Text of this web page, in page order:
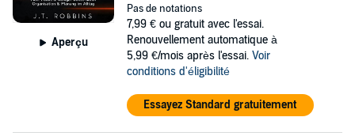
Aperçu
Pas de notations
7,99 € ou gratuit avec l'essai.
Renouvellement automatique à
5,99 €/mois après l'essai. Voir
conditions d'éligibilité
Essayez Standard gratuitement